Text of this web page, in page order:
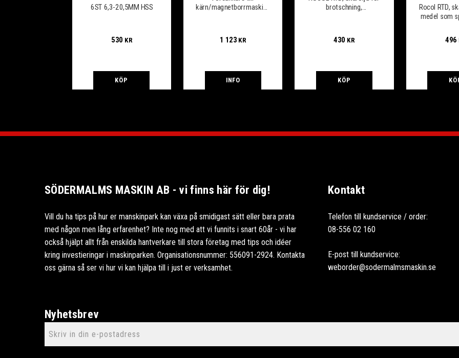
6ST 6,3-20,5MM HSS
530 KR
KÖP
kärn/magnetborrmaskine
1 123 KR
INFO
brotschning,
430 KR
KÖP
Rocol RTD,
medel som
496
SÖDERMALMS MASKIN AB - vi finns här för dig!
Vill du ha tips på hur er manskinpark kan växa på smidigast sätt eller bara prata
med någon men lång erfarenhet? Inte nog med att vi funnits i snart 60år - vi har
också hjälpt allt från enskilda hantverkare till stora företag med tips och idéer
kring investieringar i maskinparken. Organisationsnummer: 556091-2924. Kontakta
oss gärna så ser vi hur vi kan hjälpa till i just er verksamhet.
Kontakt
Telefon till kundservice / order:
08-556 02 160
E-post till kundservice:
weborder@sodermalmsmaskin.se
Nyhetsbrev